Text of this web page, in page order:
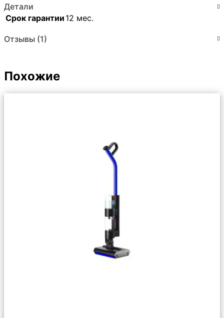
Детали
Срок гарантии 12 мес.
Отзывы (1)
Похожие